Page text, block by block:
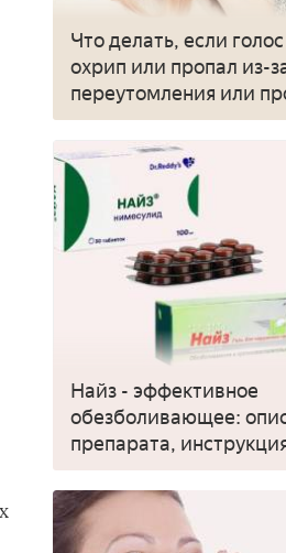
Что делать, если
охрип или пропал из-
переутомления или
Найз - эффективное
обезболивающее:
препарата,
применять